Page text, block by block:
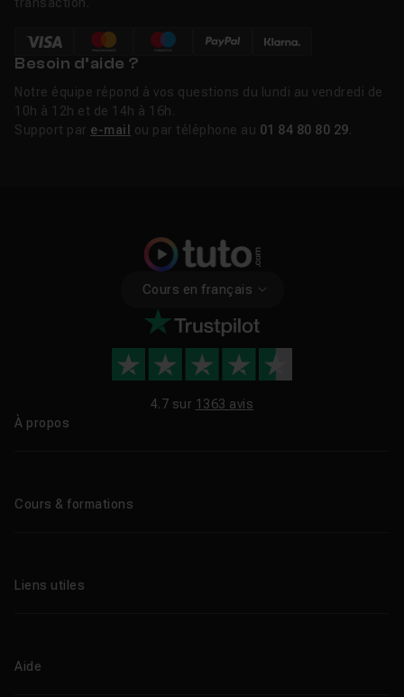
Besoin d’aide ?
Notre équipe répond à vos questions du lundi au vendredi de
10h à 12h et de 14h à 16h.
Support par e-mail ou par téléphone au 01 84 80 80 29
Cours en français
4.7 sur 1363 avis
À propos
Cours & formations
Formations certifiantes
Promos
Liens utiles
Centres de formation
Aide